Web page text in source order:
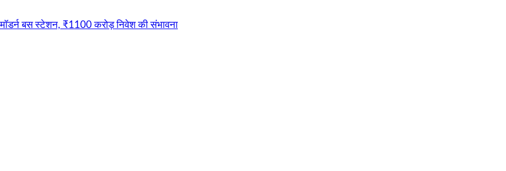
बस स्टेशन, ₹1100 करोड़ निवेश की संभावना